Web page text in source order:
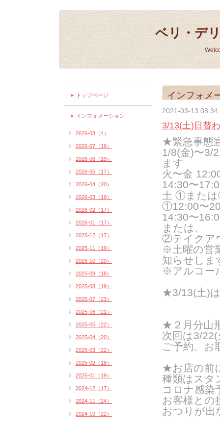
ベリ・デ
インフォメ
2021-03-13
3/13(土)日替
★緊急事態
1/8(金)〜3/
ます
火〜金
14:30〜
土 ①また
①12:00〜
14:30〜
または、
②テイクア
※土曜の営
知らせしま
※アルコー
★3/13(土)
★２月分山
次回は3/
ご予約、お
★お店の前
種類はスタ
コロナ感染
お客様との
おつりが出
トップページ
インフォメーション
2026-08（4）
2026-07（19）
2026-06（19）
2026-05（17）
2026-04（20）
2026-03（19）
2026-02（17）
2026-01（17）
2025-12（17）
2025-11（19）
2025-10（20）
2025-09（18）
2025-08（19）
2025-07（23）
2025-06（21）
2025-05（22）
2025-04（20）
2025-03（22）
2025-02（18）
2025-01（19）
2024-12（17）
2024-11（24）
2024-10（22）